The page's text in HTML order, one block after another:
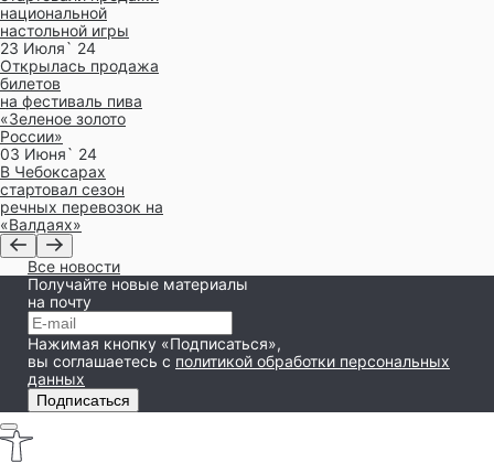
национальной
настольной игры
23 Июля` 24
Открылась продажа
билетов
на фестиваль пива
«Зеленое золото
России»
03 Июня` 24
В Чебоксарах
стартовал сезон
речных перевозок на
«Валдаях»
Все новости
Получайте новые материалы
на почту
Нажимая кнопку «Подписаться»,
вы соглашаетесь с политикой обработки персональных
данных
Подписаться